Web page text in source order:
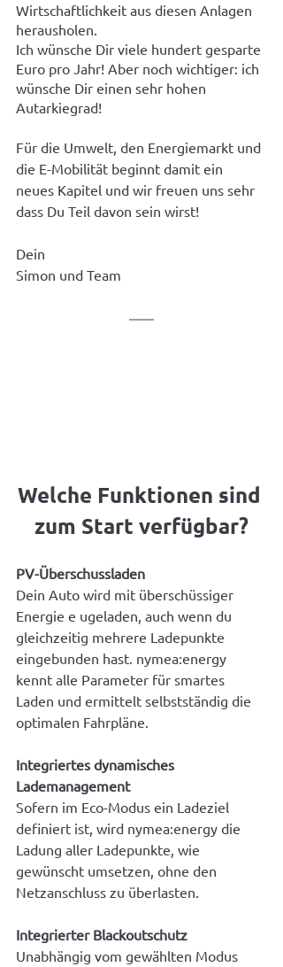
Wirtschaftlichkeit aus diesen Anlagen
herausholen.
Ich wünsche Dir viele hundert gesparte
Euro pro Jahr! Aber noch wichtiger: ich
wünsche Dir einen sehr hohen
Autarkiegrad!
Für die Umwelt, den Energiemarkt und
die E-Mobilität beginnt damit ein
neues Kapitel und wir freuen uns sehr
dass Du Teil davon sein wirst!
Dein
Simon und Team
Welche Funktionen sind
zum Start verfügbar?
PV-Überschussladen
Dein Auto wird mit überschüssiger
Energie e ugeladen, auch wenn du
gleichzeitig mehrere Ladepunkte
eingebunden hast. nymea:energy
kennt alle Parameter für smartes
Laden und ermittelt selbstständig die
optimalen Fahrpläne.
Integriertes dynamisches
Lademanagement
Sofern im Eco-Modus ein Ladeziel
definiert ist, wird nymea:energy die
Ladung aller Ladepunkte, wie
gewünscht umsetzen, ohne den
Netzanschluss zu überlasten.
Integrierter Blackoutschutz
Unabhängig vom gewählten Modus